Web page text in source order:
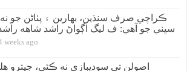
ڪراچي صرف سنڌين، بهارين ۽ پٺاڻن جو نه
سڀني جو آهي: ف ليگ اڳواڻ راشد شاهه
weeks ago